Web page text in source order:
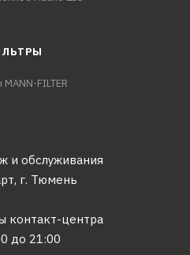
FILTER
и обслуживания
г. Тюмень
контакт-центра
до 21:00